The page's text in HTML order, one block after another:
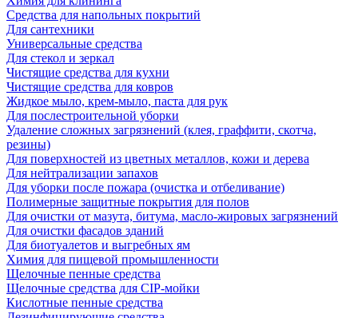
Средства для напольных покрытий
Для сантехники
Универсальные средства
Для стекол и зеркал
Чистящие средства для кухни
Чистящие средства для ковров
Жидкое мыло, крем-мыло, паста для рук
Для послестроительной уборки
Удаление сложных загрязнений (клея, граффити, скотча,
резины)
Для поверхностей из цветных металлов, кожи и дерева
Для нейтрализации запахов
Для уборки после пожара (очистка и отбеливание)
Полимерные защитные покрытия для полов
Для очистки от мазута, битума, масло-жировых загрязнений
Для очистки фасадов зданий
Для биотуалетов и выгребных ям
Химия для пищевой промышленности
Щелочные пенные средства
Щелочные средства для CIP-мойки
Кислотные пенные средства